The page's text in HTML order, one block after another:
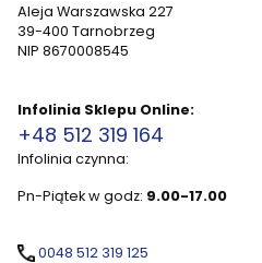
Aleja Warszawska 227
39-400 Tarnobrzeg
NIP 8670008545
Infolinia Sklepu Online:
+48 512 319 164
Infolinia czynna:
Pn-Piątek w godz: 9.00-17.00
0048 512 319 125